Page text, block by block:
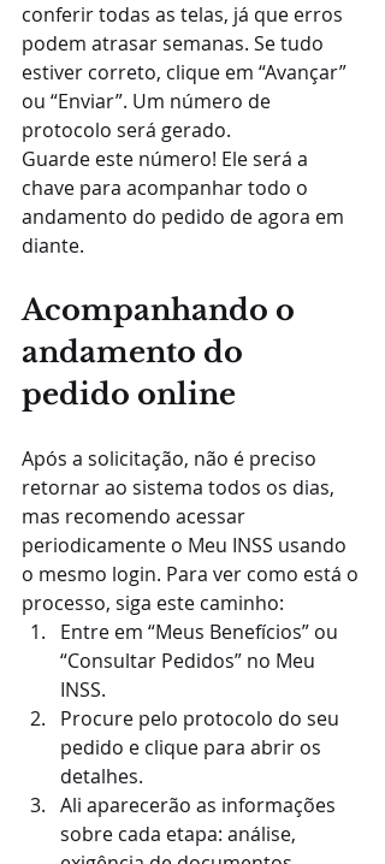
conferir todas as telas, já que erros
podem atrasar semanas. Se tudo
estiver correto, clique em “Avançar”
ou “Enviar”. Um número de
protocolo será gerado.
Guarde este número! Ele será a
chave para acompanhar todo o
andamento do pedido de agora em
diante.
Acompanhando o
andamento do
pedido online
Após a solicitação, não é preciso
retornar ao sistema todos os dias,
mas recomendo acessar
periodicamente o Meu INSS usando
o mesmo login. Para ver como está o
processo, siga este caminho:
Entre em “Meus Benefícios” ou
“Consultar Pedidos” no Meu
INSS.
Procure pelo protocolo do seu
pedido e clique para abrir os
detalhes.
Ali aparecerão as informações
sobre cada etapa: análise,